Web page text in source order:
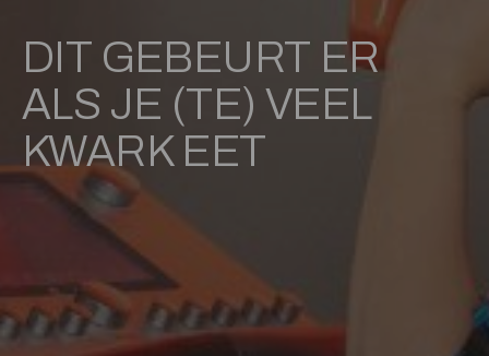
DIT GEBEURT ER
ALS JE (TE) VEEL
KWARK EET